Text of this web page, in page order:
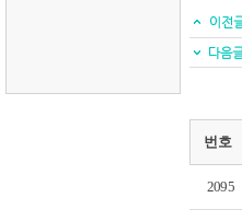
번호
2095